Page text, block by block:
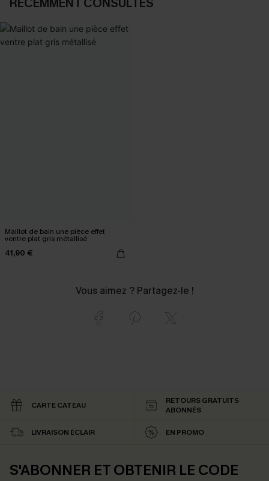
RÉCEMMENT CONSULTÉS
Maillot de bain une pièce effet
ventre plat gris métallisé
41,90 €
Vous aimez ? Partagez-le !
CARTE CATEAU
RETOURS GRATUITS
ABONNÉS
LIVRAISON ÉCLAIR EN PROMO
S'ABONNER ET OBTENIR LE CODE